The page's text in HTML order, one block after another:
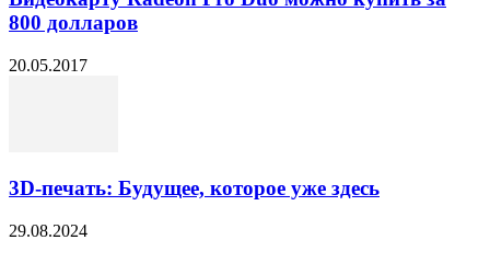
800 долларов
20.05.2017
3D-печать: Будущее, которое уже здесь
29.08.2024